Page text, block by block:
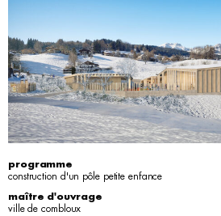
programme
construction d'un pôle petite enfance
maître d'ouvrage
ville de combloux